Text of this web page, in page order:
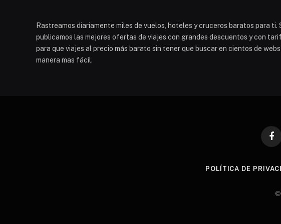
Rastreamos diariamente miles de vuelos, hoteles y cruceros baratos para ti.
publicamos las mejores ofertas de viajes con grandes descuentos y con
para que viajes al precio más barato sin tener que buscar en cientos de webs
manera mas fácil.
POLÍTICA DE
©